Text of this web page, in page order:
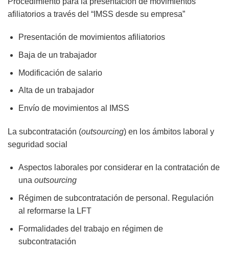
afiliatorios a través del “IMSS desde su empresa”
Presentación de movimientos afiliatorios
Baja de un trabajador
Modificación de salario
Alta de un trabajador
Envío de movimientos al IMSS
La subcontratación (outsourcing) en los ámbitos laboral y
seguridad social
Aspectos laborales por considerar en la contratación de
una outsourcing
Régimen de subcontratación de personal. Regulación
al reformarse la LFT
Formalidades del trabajo en régimen de
subcontratación